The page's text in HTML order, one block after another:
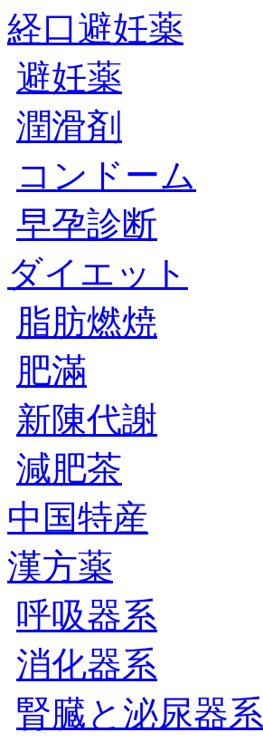
経口避妊薬
避妊薬
潤滑剤
コンドーム
早孕診断
ダイエット
脂肪燃焼
肥滿
新陳代謝
減肥茶
中国特産
漢方薬
呼吸器系
消化器系
腎臓と泌尿器系